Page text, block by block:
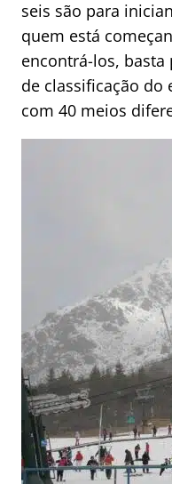
seis são para
quem está
encontrá-los,
de classificação do
com 40 meios